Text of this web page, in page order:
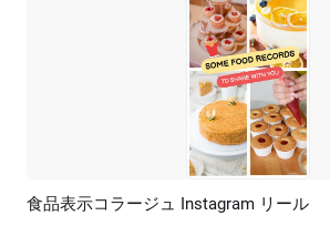
プレビュー AI再生成
食品表示コラージュ Instagram リール